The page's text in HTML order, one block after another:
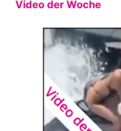
Video der Woche